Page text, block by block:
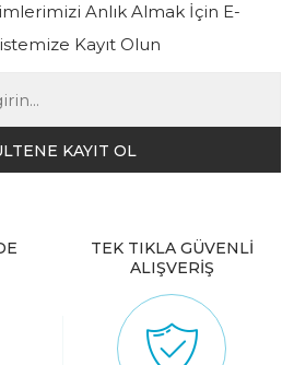
Anlık Almak İçin E-
Kayıt Olun
KAYIT OL
TEK TIKLA GÜVENLİ
ALIŞVERİŞ